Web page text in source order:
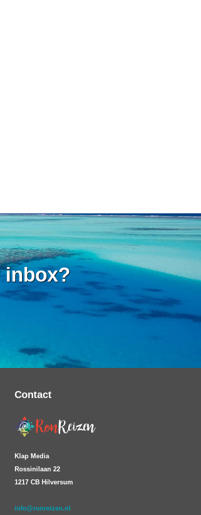
inbox?
Contact
Klap Media
Rossinilaan 22
1217 CB Hilversum
info@ronreizen.nl